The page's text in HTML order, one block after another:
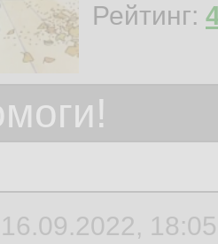
Рейтинг:
16.09.2022,